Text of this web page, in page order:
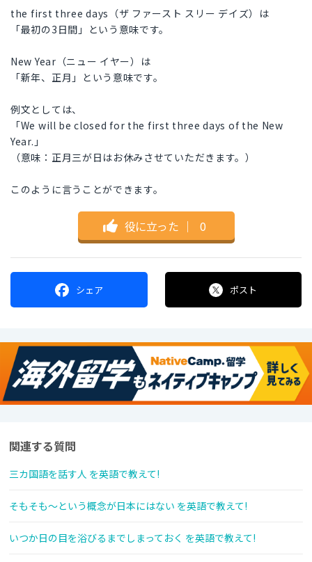
the first three days（ザ ファースト スリー デイズ）は
「最初の3日間」という意味です。
New Year（ニュー イヤー）は
「新年、正月」という意味です。
例文としては、
「We will be closed for the first three days of the New
Year.」
（意味：正月三が日はお休みさせていただきます。）
このように言うことができます。
役に立った ｜ 0
シェア ポスト
関連する質問
三カ国語を話す人 を英語で教えて!
そもそも〜という概念が日本にはない を英語で教えて!
いつか日の目を浴びるまでしまっておく を英語で教えて!